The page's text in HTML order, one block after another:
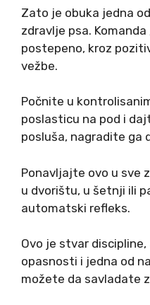
Zato je obuka jedna
zdravlje psa.
postepeno, kroz
vežbe.
Počnite u
poslasticu na pod i
posluša, nagradite ga
Ponavljajte ovo u sve
u dvorištu, u šetnji ili
automatski refleks.
Ovo je stvar
opasnosti i jedna od
možete da savladate